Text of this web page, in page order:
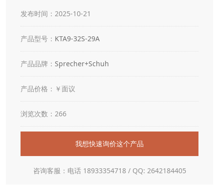
发布时间：2025-10-21
产品型号： KTA9-32S-29A
产品品牌： Sprecher+Schuh
产品价格：￥面议
浏览次数：266
我想快速询价这个产品
咨询客服：电话 18933354718 / QQ: 2642184405